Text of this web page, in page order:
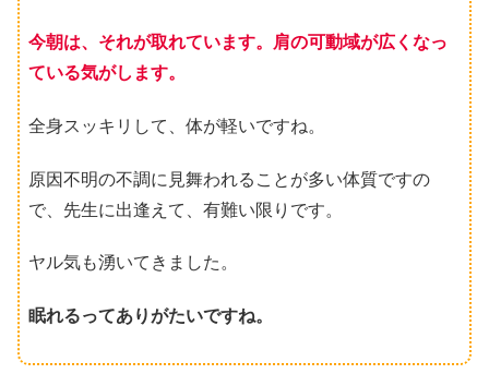
今朝は、それが取れています。肩の可動域が広くなっ
ている気がします。
全身スッキリして、体が軽いですね。
原因不明の不調に見舞われることが多い体質ですの
で、先生に出逢えて、有難い限りです。
ヤル気も湧いてきました。
眠れるってありがたいですね。